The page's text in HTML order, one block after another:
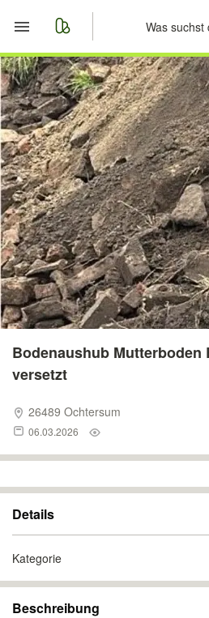
Start
Merkliste
Nachrichten
Anzeige aufgeben
Bodenaushub Mutterboden
versetzt
26489 Ochtersum
06.03.2026
Details
Kategorie
Beschreibung